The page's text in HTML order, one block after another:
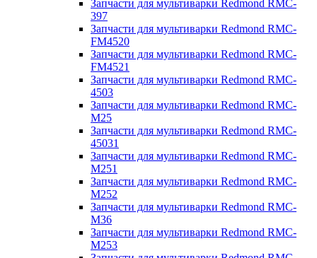
Запчасти для мультиварки Redmond RMC-
397
Запчасти для мультиварки Redmond RMC-
FM4520
Запчасти для мультиварки Redmond RMC-
FM4521
Запчасти для мультиварки Redmond RMC-
4503
Запчасти для мультиварки Redmond RMC-
M25
Запчасти для мультиварки Redmond RMC-
45031
Запчасти для мультиварки Redmond RMC-
M251
Запчасти для мультиварки Redmond RMC-
M252
Запчасти для мультиварки Redmond RMC-
M36
Запчасти для мультиварки Redmond RMC-
M253